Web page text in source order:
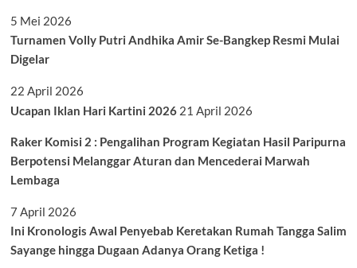
5 Mei 2026
Turnamen Volly Putri Andhika Amir Se-Bangkep Resmi Mulai
Digelar
22 April 2026
Ucapan Iklan Hari Kartini 2026 21 April 2026
Raker Komisi 2 : Pengalihan Program Kegiatan Hasil Paripurna
Berpotensi Melanggar Aturan dan Mencederai Marwah
Lembaga
7 April 2026
Ini Kronologis Awal Penyebab Keretakan Rumah Tangga Salim
Sayange hingga Dugaan Adanya Orang Ketiga !